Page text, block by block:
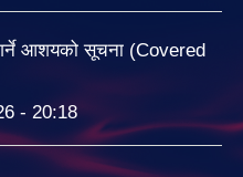
आशयको सूचना (Covered
- 20:18